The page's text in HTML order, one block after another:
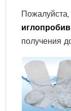
получения